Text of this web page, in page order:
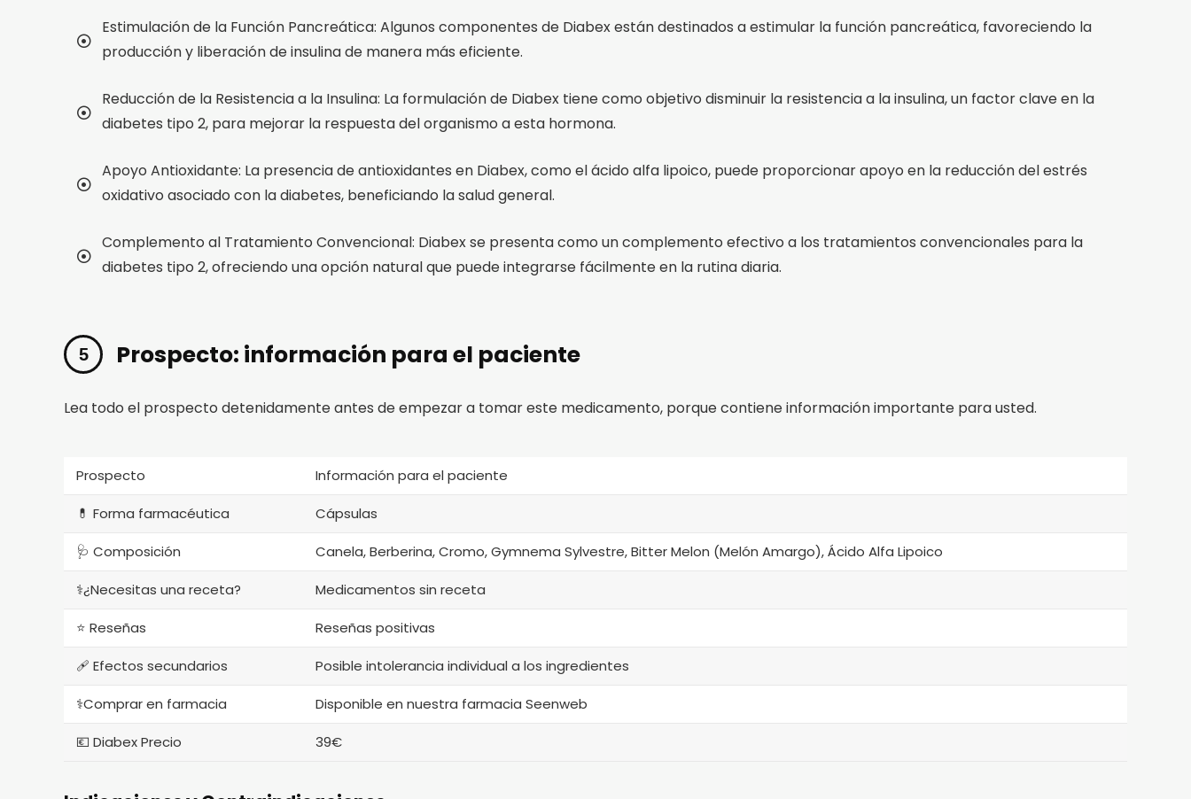
Estimulación de la Función Pancreática: Algunos componentes de Diabex están destinados a estimular la función pancreática, favoreciendo la
producción y liberación de insulina de manera más eficiente.
Reducción de la Resistencia a la Insulina: La formulación de Diabex tiene como objetivo disminuir la resistencia a la insulina, un factor clave en la
diabetes tipo 2, para mejorar la respuesta del organismo a esta hormona.
Apoyo Antioxidante: La presencia de antioxidantes en Diabex, como el ácido alfa lipoico, puede proporcionar apoyo en la reducción del estrés
oxidativo asociado con la diabetes, beneficiando la salud general.
Complemento al Tratamiento Convencional: Diabex se presenta como un complemento efectivo a los tratamientos convencionales para la
diabetes tipo 2, ofreciendo una opción natural que puede integrarse fácilmente en la rutina diaria.
Prospecto: información para el paciente
Lea todo el prospecto detenidamente antes de empezar a tomar este medicamento, porque contiene información importante para usted.
Prospecto Información para el paciente
💊 Forma farmacéutica Cápsulas
🩺 Composición Canela, Berberina, Cromo, Gymnema Sylvestre, Bitter Melon (Melón Amargo), Ácido Alfa Lipoico
⚕️¿Necesitas una receta? Medicamentos sin receta
⭐ Reseñas Reseñas positivas
🩹 Efectos secundarios Posible intolerancia individual a los ingredientes
⚕️Comprar en farmacia Disponible en nuestra farmacia Seenweb
💶 Diabex Precio 39€